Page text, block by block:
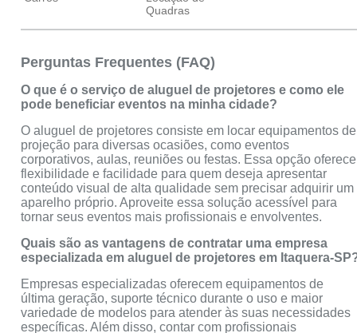
Quadras
Perguntas Frequentes (FAQ)
O que é o serviço de aluguel de projetores e como ele
pode beneficiar eventos na minha cidade?
O aluguel de projetores consiste em locar equipamentos de
projeção para diversas ocasiões, como eventos
corporativos, aulas, reuniões ou festas. Essa opção oferece
flexibilidade e facilidade para quem deseja apresentar
conteúdo visual de alta qualidade sem precisar adquirir um
aparelho próprio. Aproveite essa solução acessível para
tornar seus eventos mais profissionais e envolventes.
Quais são as vantagens de contratar uma empresa
especializada em aluguel de projetores em Itaquera-
Empresas especializadas oferecem equipamentos de
última geração, suporte técnico durante o uso e maior
variedade de modelos para atender às suas necessidades
específicas. Além disso, contar com profissionais